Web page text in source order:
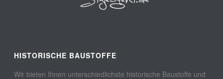
HISTORISCHE BAUSTOFFE
Wir bieten Ihnen unterschiedlichste historische Baustoffe und